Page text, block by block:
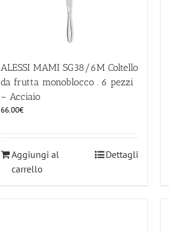
ALESSI MAMI SG38/6M Coltello
da frutta monoblocco . 6 pezzi
– Acciaio
66.00€
Aggiungi al
carrello
Dettagli